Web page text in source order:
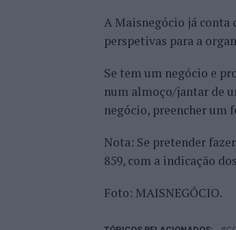
A Maisnegócio já conta
perspetivas para a
Se tem um negócio e
num almoço/jantar de
negócio, preencher um
Nota: Se pretender
859, com a indicação
Foto: MAISNEGÓCIO.